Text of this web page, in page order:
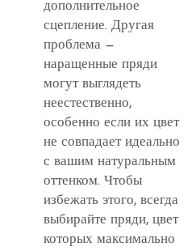
дополнительное
сцепление. Другая
проблема —
наращенные пряди
могут выглядеть
неестественно,
особенно если их цвет
не совпадает идеально
с вашим натуральным
оттенком. Чтобы
избежать этого, всегда
выбирайте пряди, цвет
которых максимально